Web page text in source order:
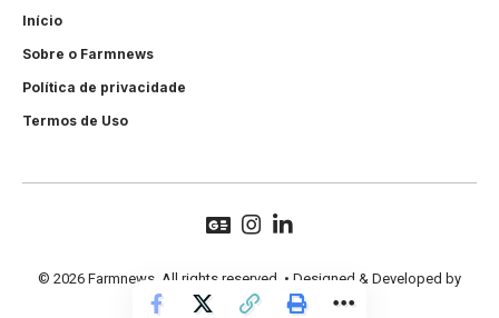
Início
Sobre o Farmnews
Política de privacidade
Termos de Uso
© 2026 Farmnews. All rights reserved. • Designed & Developed by
Hands Perform.